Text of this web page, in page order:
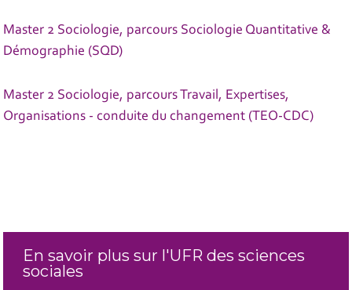
Master 2 Sociologie, parcours Sociologie Quantitative &
Démographie (SQD)
Master 2 Sociologie, parcours Travail, Expertises,
Organisations - conduite du changement (TEO-CDC)
En savoir plus sur l'UFR des sciences
sociales